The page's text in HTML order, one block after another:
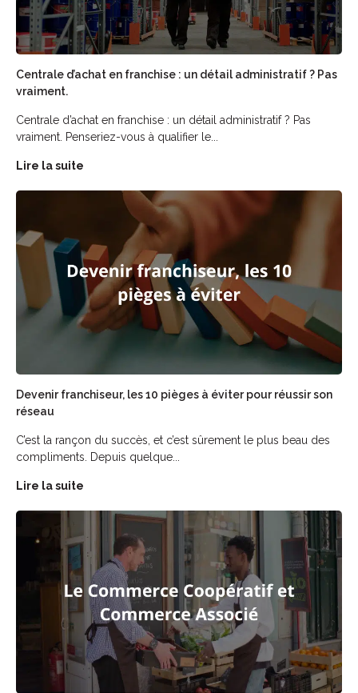
Centrale d’achat en franchise : un détail administratif ? Pas
vraiment.
Centrale d’achat en franchise : un détail administratif ? Pas
vraiment. Penseriez-vous à qualifier le...
Lire la suite
Devenir franchiseur, les 10 pièges à éviter pour réussir son
réseau
C’est la rançon du succès, et c’est sûrement le plus beau des
compliments. Depuis quelque...
Lire la suite